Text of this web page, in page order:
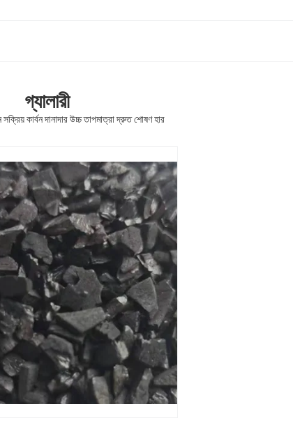
গ্যালারী
সক্রিয় কার্বন দানাদার উচ্চ তাপমাত্রা দ্রুত শোষণ হার